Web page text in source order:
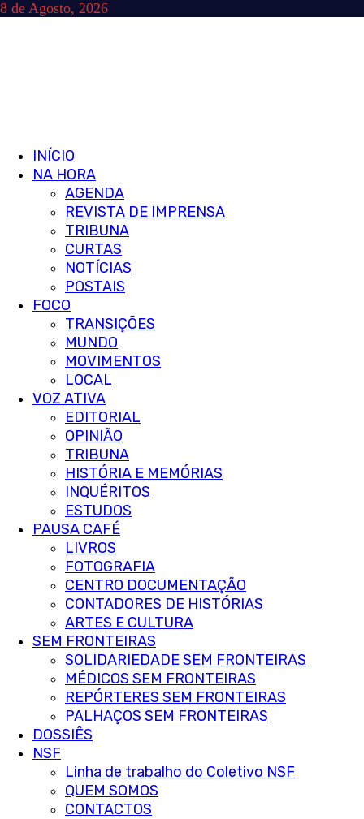
Skip
8 de Agosto, 2026
Primary
Menu
INÍCIO
NA HORA
AGENDA
REVISTA DE IMPRENSA
TRIBUNA
CURTAS
NOTÍCIAS
POSTAIS
FOCO
TRANSIÇÕES
MUNDO
MOVIMENTOS
LOCAL
VOZ ATIVA
EDITORIAL
OPINIÃO
TRIBUNA
HISTÓRIA E MEMÓRIAS
INQUÉRITOS
ESTUDOS
PAUSA CAFÉ
LIVROS
FOTOGRAFIA
CENTRO DOCUMENTAÇÃO
CONTADORES DE HISTÓRIAS
ARTES E CULTURA
SEM FRONTEIRAS
SOLIDARIEDADE SEM FRONTEIRAS
MÉDICOS SEM FRONTEIRAS
REPÓRTERES SEM FRONTEIRAS
PALHAÇOS SEM FRONTEIRAS
DOSSIÊS
NSF
Linha de trabalho do Coletivo NSF
QUEM SOMOS
CONTACTOS